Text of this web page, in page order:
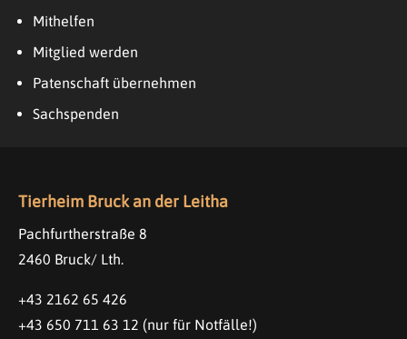
Mithelfen
Mitglied werden
Patenschaft übernehmen
Sachspenden
Tierheim Bruck an der Leitha
Pachfurtherstraße 8
2460 Bruck/ Lth.
+43 2162 65 426
+43 650 711 63 12 (nur für Notfälle!)